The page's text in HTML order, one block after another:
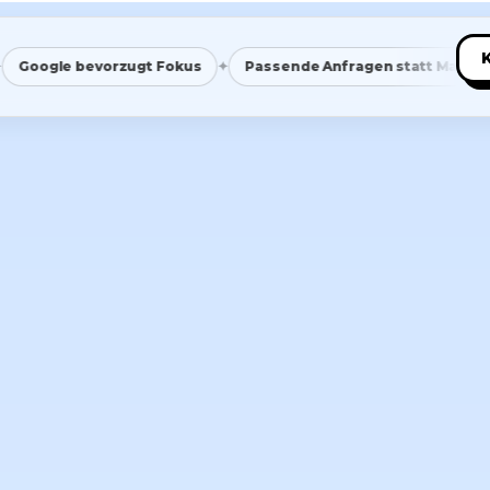
bevorzugt Fokus ✦ Passende Anfragen statt Masse ✦